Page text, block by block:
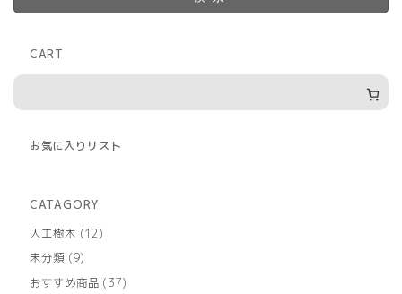
CART
お気に入りリスト
CATAGORY
人工樹木
1212
商
未分類 99
の
おすすめ商品 3737